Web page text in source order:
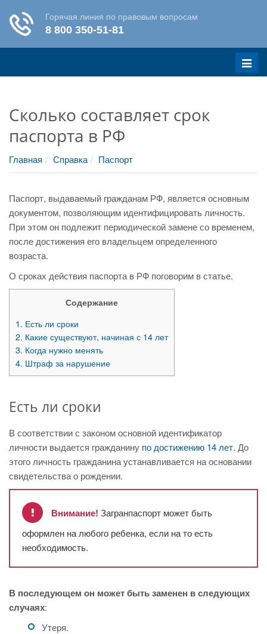
Меню
Сколько составляет срок
паспорта в РФ
Главная Справка Паспорт
Паспорт, выдаваемый гражданам РФ, является основным
документом, позволяющим идентифицировать личность.
При этом он подлежит периодической замене со временем,
после достижения его владельцем определенного
возраста.
О сроках действия паспорта в РФ поговорим в статье.
Содержание
1. Есть ли сроки
2. Какие существуют, начиная с 14 лет
3. Когда нужно менять
4. Штраф за нарушение
Есть ли сроки
В соответствии с законом основной идентификатор
личности выдается гражданину по достижению 14 лет. До
этого личность гражданина устанавливается на основании
свидетельства о рождении.
Внимание! Загранпаспорт может быть
оформлен на любого ребенка, если на то есть
необходимость.
В последующем он может быть заменен в следующих
случаях:
Утеря.